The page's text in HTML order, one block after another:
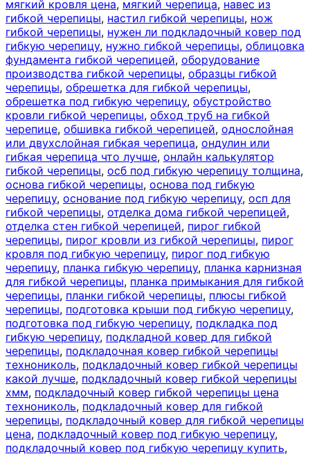
мягкий кровля цена, мягкий черепица, навес из
гибкой черепицы, настил гибкой черепицы, нож
гибкой черепицы, нужен ли подкладочный ковер под
гибкую черепицу, нужно гибкой черепицы, облицовка
фундамента гибкой черепицей, оборудование
производства гибкой черепицы, образцы гибкой
черепицы, обрешетка для гибкой черепицы,
обрешетка под гибкую черепицу, обустройство
кровли гибкой черепицы, обход труб на гибкой
черепице, обшивка гибкой черепицей, однослойная
или двухслойная гибкая черепица, ондулин или
гибкая черепица что лучше, онлайн калькулятор
гибкой черепицы, осб под гибкую черепицу толщина,
основа гибкой черепицы, основа под гибкую
черепицу, основание под гибкую черепицу, осп для
гибкой черепицы, отделка дома гибкой черепицей,
отделка стен гибкой черепицей, пирог гибкой
черепицы, пирог кровли из гибкой черепицы, пирог
кровля под гибкую черепицу, пирог под гибкую
черепицу, планка гибкую черепицу, планка карнизная
для гибкой черепицы, планка примыкания для гибкой
черепицы, планки гибкой черепицы, плюсы гибкой
черепицы, подготовка крыши под гибкую черепицу,
подготовка под гибкую черепицу, подкладка под
гибкую черепицу, подкладной ковер для гибкой
черепицы, подкладочная ковер гибкой черепицы
технониколь, подкладочный ковер гибкой черепицы
какой лучше, подкладочный ковер гибкой черепицы
хмм, подкладочный ковер гибкой черепицы цена
технониколь, подкладочный ковер для гибкой
черепицы, подкладочный ковер для гибкой черепицы
цена, подкладочный ковер под гибкую черепицу,
подкладочный ковер под гибкую черепицу купить,